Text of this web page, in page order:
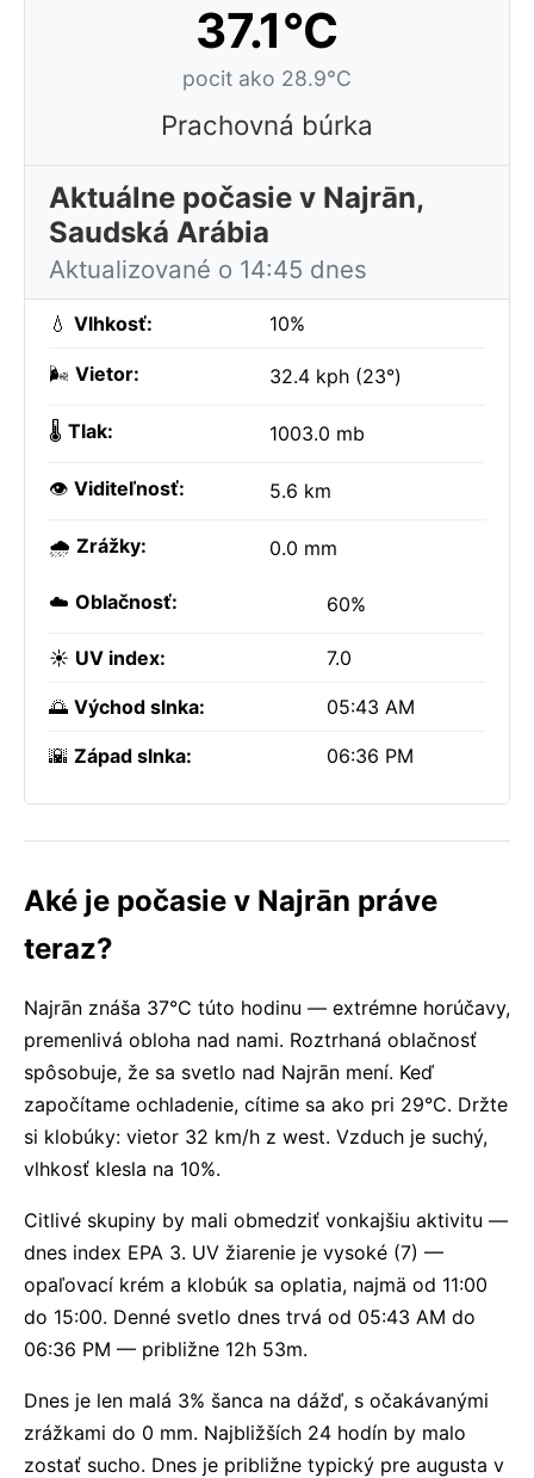
37.1°C
pocit ako 28.9°C
Prachovná búrka
Aktuálne počasie v Najrān,
Saudská Arábia
Aktualizované o 14:45 dnes
💧 Vlhkosť: 10%
🌬️ Vietor: 32.4 kph (23°)
🌡️ Tlak: 1003.0 mb
👁️ Viditeľnosť: 5.6 km
🌧️ Zrážky: 0.0 mm
☁️ Oblačnosť: 60%
☀️ UV index: 7.0
🌅 Východ slnka: 05:43 AM
🌇 Západ slnka: 06:36 PM
Aké je počasie v Najrān práve
teraz?
Najrān znáša 37°C túto hodinu — extrémne horúčavy,
premenlivá obloha nad nami. Roztrhaná oblačnosť
spôsobuje, že sa svetlo nad Najrān mení. Keď
započítame ochladenie, cítime sa ako pri 29°C. Držte
si klobúky: vietor 32 km/h z west. Vzduch je suchý,
vlhkosť klesla na 10%.
Citlivé skupiny by mali obmedziť vonkajšiu aktivitu —
dnes index EPA 3. UV žiarenie je vysoké (7) —
opaľovací krém a klobúk sa oplatia, najmä od 11:00
do 15:00. Denné svetlo dnes trvá od 05:43 AM do
06:36 PM — približne 12h 53m.
Dnes je len malá 3% šanca na dážď, s očakávanými
zrážkami do 0 mm. Najbližších 24 hodín by malo
zostať sucho. Dnes je približne typický pre augusta v